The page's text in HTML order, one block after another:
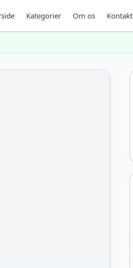
Kategorier Om os Kontakt